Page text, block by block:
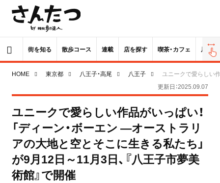
街を知る 散歩コース 連載 店を探す 喫茶・カフェ 居酒屋
HOME 東京都 八王子・高尾 八王子
ユニークで愛らしい
更新日：2025.09.07
ユニークで愛らしい作品がいっぱい！
「ディーン・ボーエン ―オーストラリ
アの大地と空とそこに生きる私たち」
が9月12日～11月3日、『八王子市夢美
術館』で開催